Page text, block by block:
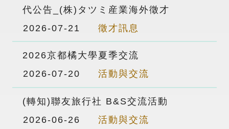
代公告_(株)タツミ産業海外徵才
徵才訊息
2026-07-21
2026京都橘大學夏季交流
活動與交流
2026-07-20
(轉知)聯友旅行社 B&S交流活動
活動與交流
2026-06-26